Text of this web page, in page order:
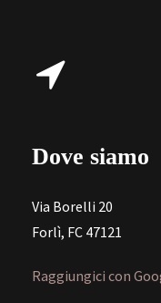
Dove siamo
Via Borelli 20
Forlì, FC 47121
Raggiungici con